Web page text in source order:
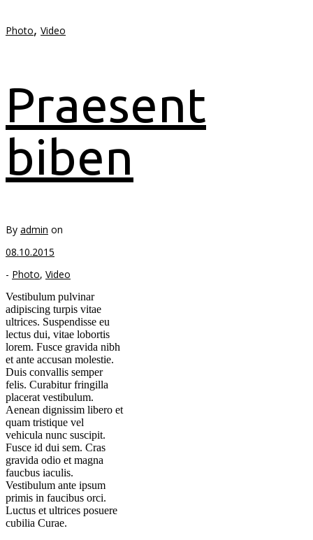
Photo, Video
Praesent
biben
By admin on
08.10.2015
- Photo, Video
Vestibulum pulvinar
adipiscing turpis vitae
ultrices. Suspendisse eu
lectus dui, vitae lobortis
lorem. Fusce gravida nibh
et ante accusan molestie.
Duis convallis semper
felis. Curabitur fringilla
placerat vestibulum.
Aenean dignissim libero et
quam tristique vel
vehicula nunc suscipit.
Fusce id dui sem. Cras
gravida odio et magna
faucbus iaculis.
Vestibulum ante ipsum
primis in faucibus orci.
Luctus et ultrices posuere
cubilia Curae.